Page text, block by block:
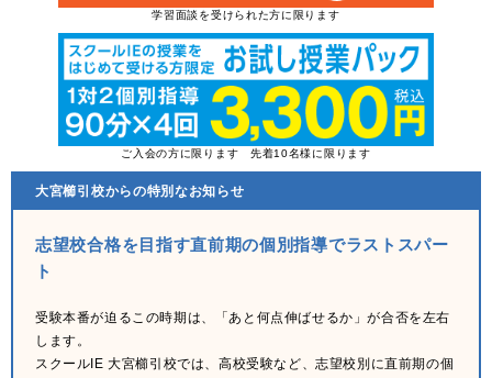
学習面談を受けられた方に限ります
ご入会の方に限ります 先着10名様に限ります
大宮櫛引校からの特別なお知らせ
志望校合格を目指す直前期の個別指導でラストスパー
ト
受験本番が迫るこの時期は、「あと何点伸ばせるか」が合否を左右
します。
スクールIE 大宮櫛引校では、高校受験など、志望校別に直前期の個